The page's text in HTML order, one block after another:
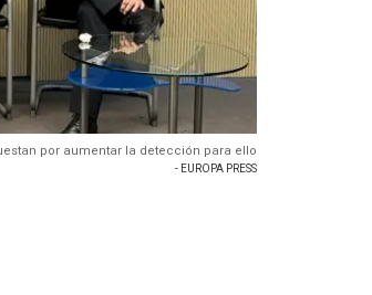
por aumentar la detección para ello
- EUROPA PRESS